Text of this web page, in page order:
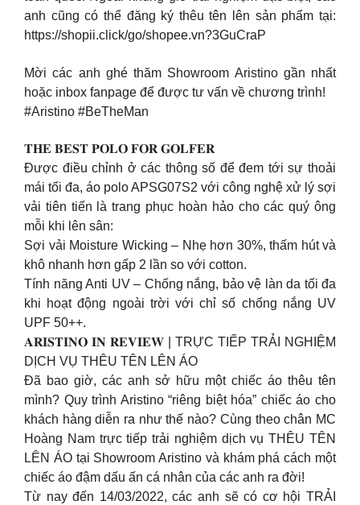
anh cũng có thể đăng ký thêu tên lên sản phẩm tại:
https://shopii.click/go/shopee.vn?3GuCraP
Mời các anh ghé thăm Showroom Aristino gần nhất
hoặc inbox fanpage để được tư vấn về chương trình!
#Aristino #BeTheMan
𝐓𝐇𝐄 𝐁𝐄𝐒𝐓 𝐏𝐎𝐋𝐎 𝐅𝐎𝐑 𝐆𝐎𝐋𝐅𝐄𝐑
Được điều chỉnh ở các thông số để đem tới sự thoải
mái tối đa, áo polo APSG07S2 với công nghệ xử lý sợi
vải tiên tiến là trang phục hoàn hảo cho các quý ông
mỗi khi lên sân:
Sợi vải Moisture Wicking – Nhẹ hơn 30%, thấm hút và
khô nhanh hơn gấp 2 lần so với cotton.
Tính năng Anti UV – Chống nắng, bảo vệ làn da tối đa
khi hoạt động ngoài trời với chỉ số chống nắng UV
UPF 50++.
𝐀𝐑𝐈𝐒𝐓𝐈𝐍𝐎 𝐈𝐍 𝐑𝐄𝐕𝐈𝐄𝐖 | TRỰC TIẾP TRẢI NGHIỆM
DỊCH VỤ THÊU TÊN LÊN ÁO
Đã bao giờ, các anh sở hữu một chiếc áo thêu tên
mình? Quy trình Aristino “riêng biệt hóa” chiếc áo cho
khách hàng diễn ra như thế nào? Cùng theo chân MC
Hoàng Nam trực tiếp trải nghiệm dịch vụ THÊU TÊN
LÊN ÁO tại Showroom Aristino và khám phá cách một
chiếc áo đậm dấu ấn cá nhân của các anh ra đời!
Từ nay đến 14/03/2022, các anh sẽ có cơ hội TRẢI